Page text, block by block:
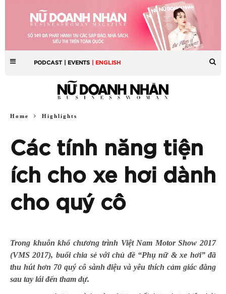
PODCAST | EVENTS | ENGLISH
Home Highlights
Các tính năng tiện
ích cho xe hơi dành
cho quý cô
Trong khuôn khổ chương trình Việt Nam Motor Show 2017
(VMS 2017), buổi chia sẻ với chủ đề “Phụ nữ & xe hơi” đã
thu hút hơn 70 quý cô sành điệu và yêu thích cảm giác đằng
sau tay lái đến tham dự.